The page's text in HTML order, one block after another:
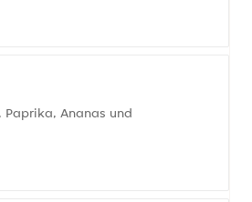
Paprika, Ananas und